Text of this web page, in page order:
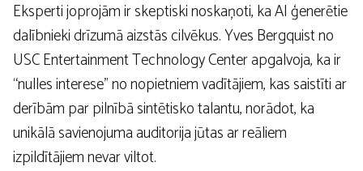
Eksperti joprojām ir skeptiski noskaņoti, ka AI ģenerētie
dalībnieki drīzumā aizstās cilvēkus. Yves Bergquist no
USC Entertainment Technology Center apgalvoja, ka ir
“nulles interese” no nopietniem vadītājiem, kas saistīti ar
derībām par pilnībā sintētisko talantu, norādot, ka
unikālā savienojuma auditorija jūtas ar reāliem
izpildītājiem nevar viltot.